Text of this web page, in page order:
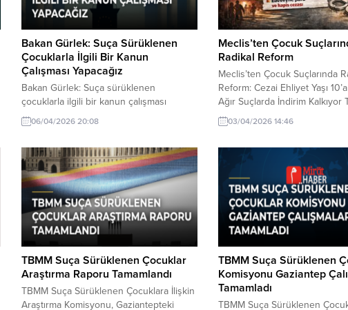
Bakan Gürlek: Suça Sürüklenen
Çocuklarla İlgili Bir Kanun
Çalışması Yapacağız
Bakan Gürlek: Suça sürüklenen
çocuklarla ilgili bir kanun çalışması
yapacağız hakkında son gelişmeler.
Bakan Gürlek, suça sürüklenen
çalışacaklarını duyurdu. Bu yasa taslağı
hangi alanları kapsayacak?
06/04/2026 20:08
Meclis’ten Çocuk
Radikal Reform
Meclis’ten Çocuk Suçlarında
Reform: Cezai Ehliyet Yaşı
Ağır Suçlarda İndirim Kalkıyor
Suça Sürüklenen Çocuklar
Komisyonu, çocuk adalet
düzenleme için hazırlıklarını
Komisyonun raporuna
cezai ehliyet yaşının 10’a
cinayet ve tecavüz gibi ağır
“çocuk indirimi”nin
03/04/2026 14:46
TBMM Suça Sürüklenen Çocuklar
Araştırma Raporu Tamamlandı
TBMM Suça Sürüklenen Çocuklara İlişkin
Araştırma Komisyonu, Gaziantepteki
TBMM Suça Sürüklenen
Komisyonu Gaziantep
Tamamladı
TBMM Suça Sürüklenen